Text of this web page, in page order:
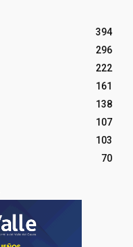
394
296
222
161
138
107
103
70